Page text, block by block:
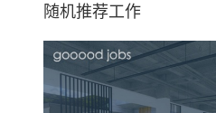
随机推荐工作